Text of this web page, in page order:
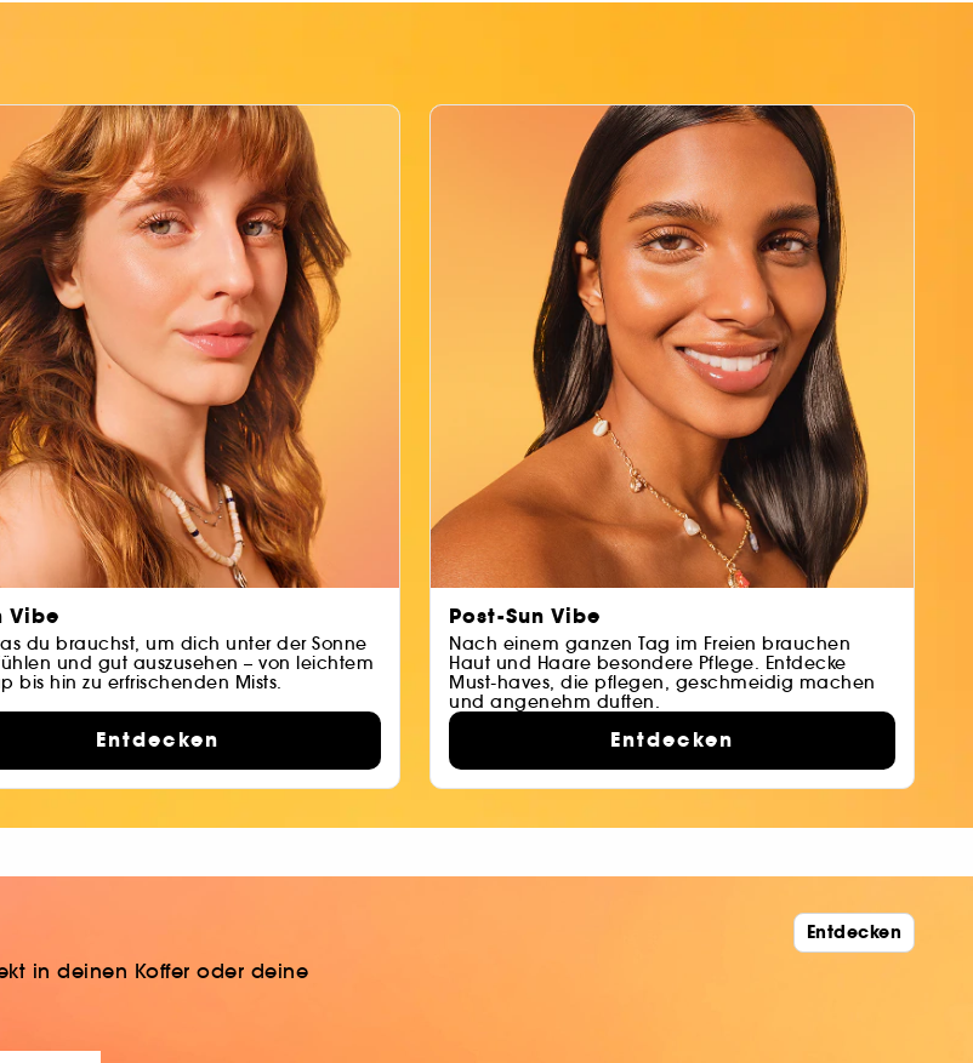
Vibe
du brauchst, um dich unter der Sonne
und gut auszusehen – von leichtem
bis hin zu erfrischenden Mists.
Entdecken
Post-Sun Vibe
Nach einem ganzen Tag im Freien brauchen
Haut und Haare besondere Pflege. Entdecke
Must-haves, die pflegen, geschmeidig machen
und angenehm duften.
Entdecken
in deinen Koffer oder deine
Entdecken